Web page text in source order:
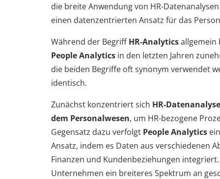
die breite Anwendung von HR-
einen datenzentrierten Ansatz für das
Während der BegriffHR-Analyticsallgemein
People Analytics in den letzten Jahren
die beiden Begriffe oft synonym verwendet
identisch.
Zunächst konzentriert sich HR-
dem Personalwesen, um HR-bezogene
Gegensatz dazu verfolgt People Analytics
Ansatz, indem es Daten aus verschiedenen
Finanzen und Kundenbeziehungen
Unternehmen ein breiteres Spektrum an